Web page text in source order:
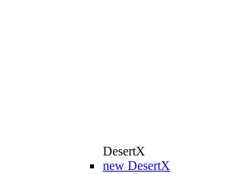
DesertX
new DesertX